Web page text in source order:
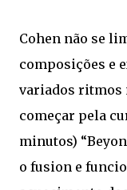
Cohen não se
composições e
variados ritmos
começar pela
minutos)
o fusion e